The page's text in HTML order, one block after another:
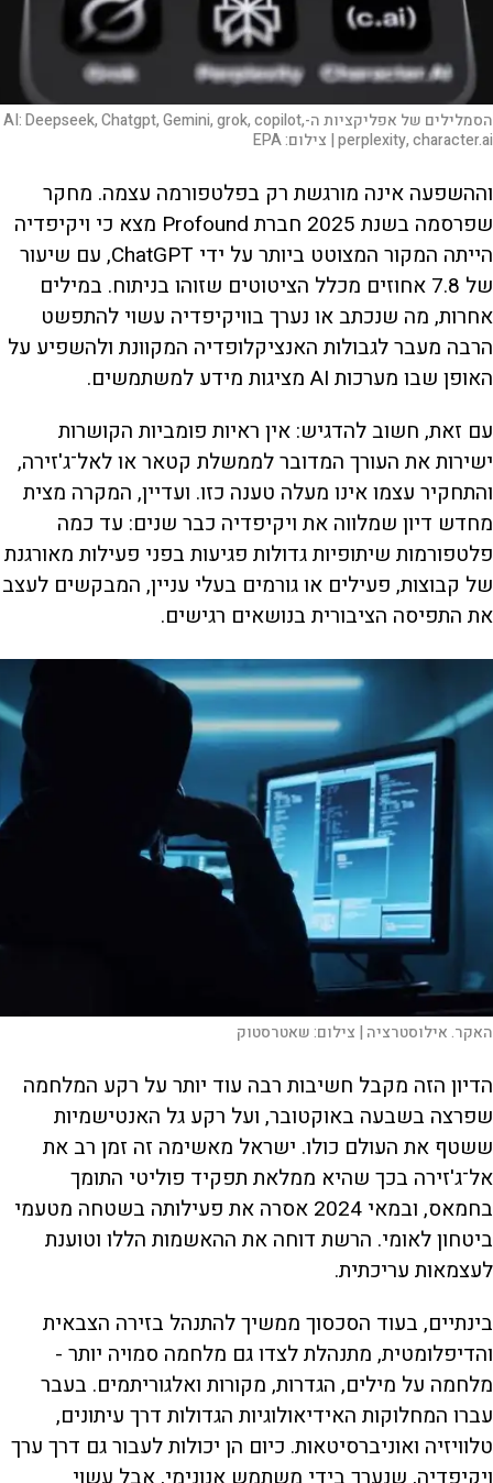
הסמלילים של אפליקציות ה-AI: Deepseek, Chatgpt, Gemini, grok, copilot,
perplexity, character.ai | צילום:EPA
וההשפעה אינה מורגשת רק בפלטפורמה עצמה. מחקר
שפרסמה בשנת 2025 חברת Profound מצא כי ויקיפדיה
הייתה המקור המצוטט ביותר על ידי ChatGPT, עם שיעור
של 7.8 אחוזים מכלל הציטוטים שזוהו בניתוח. במילים
אחרות, מה שנכתב או נערך בוויקיפדיה עשוי להתפשט
הרבה מעבר לגבולות האנציקלופדיה המקוונת ולהשפיע על
האופן שבו מערכות AI מציגות מידע למשתמשים.
עם זאת, חשוב להדגיש: אין ראיות פומביות הקושרות
ישירות את העורך המדובר לממשלת קטאר או לאל־ג'זירה,
והתחקיר עצמו אינו מעלה טענה כזו. ועדיין, המקרה מצית
מחדש דיון שמלווה את ויקיפדיה כבר שנים: עד כמה
פלטפורמות שיתופיות גדולות פגיעות בפני פעילות מאורגנת
של קבוצות, פעילים או גורמים בעלי עניין, המבקשים לעצב
את התפיסה הציבורית בנושאים רגישים.
האקר. אילוסטרציה | צילום:שאטרסטוק
הדיון הזה מקבל חשיבות רבה עוד יותר על רקע המלחמה
שפרצה בשבעה באוקטובר, ועל רקע גל האנטישמיות
ששטף את העולם כולו. ישראל מאשימה זה זמן רב את
אל־ג'זירה בכך שהיא ממלאת תפקיד פוליטי התומך
בחמאס, ובמאי 2024 אסרה את פעילותה בשטחה מטעמי
ביטחון לאומי. הרשת דוחה את ההאשמות הללו וטוענת
לעצמאות עריכתית.
בינתיים, בעוד הסכסוך ממשיך להתנהל בזירה הצבאית
והדיפלומטית, מתנהלת לצדו גם מלחמה סמויה יותר -
מלחמה על מילים, הגדרות, מקורות ואלגוריתמים. בעבר
עברו המחלוקות האידיאולוגיות הגדולות דרך עיתונים,
טלוויזיה ואוניברסיטאות. כיום הן יכולות לעבור גם דרך ערך